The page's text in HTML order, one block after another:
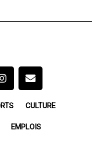
CULTURE
EMPLOIS